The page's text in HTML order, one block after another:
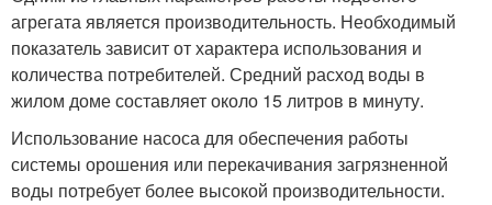
агрегата является производительность. Необходимый
показатель зависит от характера использования и
количества потребителей. Средний расход воды в
жилом доме составляет около 15 литров в минуту.
Использование насоса для обеспечения работы
системы орошения или перекачивания загрязненной
воды потребует более высокой производительности.